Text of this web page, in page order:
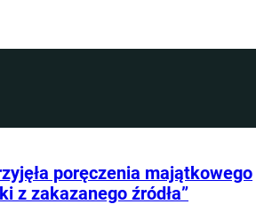
poręczenia majątkowego
z zakazanego źródła”